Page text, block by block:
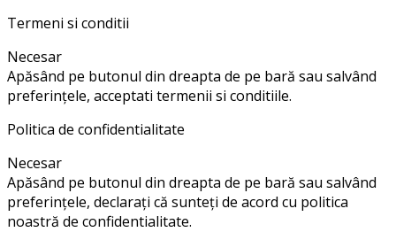
Termeni si conditii
Necesar
Apăsând pe butonul din dreapta de pe bară sau salvând
preferințele, acceptati termenii si conditiile.
Politica de confidentialitate
Necesar
Apăsând pe butonul din dreapta de pe bară sau salvând
preferințele, declarați că sunteți de acord cu politica
noastră de confidentialitate.